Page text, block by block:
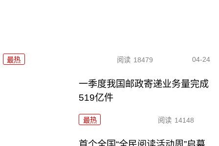
最热 阅读 18479 04-24
一季度我国邮政寄递业务量完成
519亿件
最热 阅读 14148